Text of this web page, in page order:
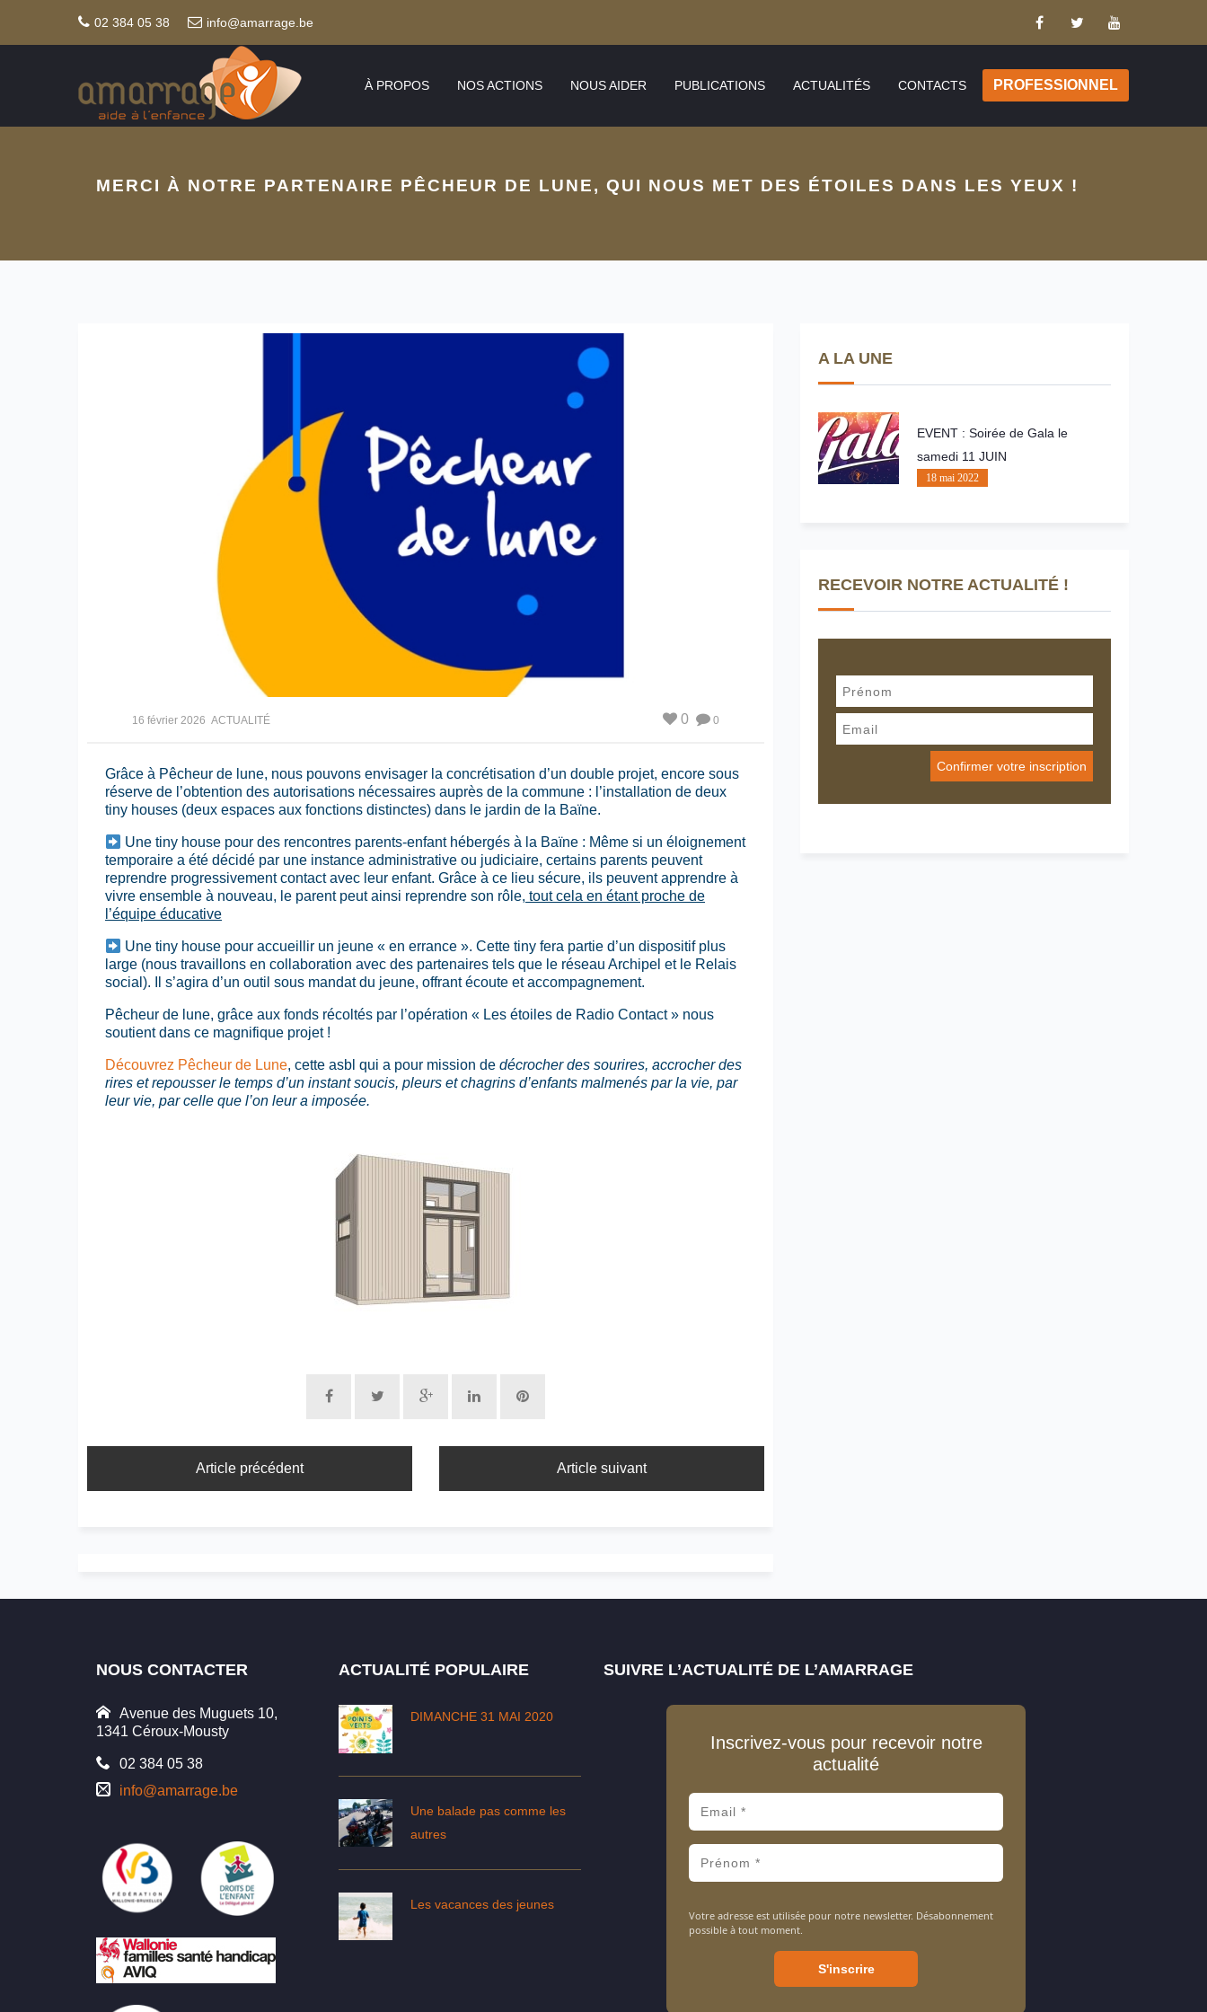
02 384 05 38 info@amarrage.be
À PROPOS NOS ACTIONS NOUS AIDER PUBLICATIONS ACTUALITÉS CONTACTS PROFESSIONNEL
MERCI À NOTRE PARTENAIRE PÊCHEUR DE LUNE, QUI NOUS MET DES ÉTOILES DANS LES YEUX !
16 février 2026 ACTUALITÉ 0
0
Grâce à Pêcheur de lune, nous pouvons envisager la concrétisation d’un double projet, encore sous
réserve de l’obtention des autorisations nécessaires auprès de la commune : l’installation de deux
tiny houses (deux espaces aux fonctions distinctes) dans le jardin de la Baïne.
Une tiny house pour des rencontres parents-enfant hébergés à la Baïne : Même si un éloignement
temporaire a été décidé par une instance administrative ou judiciaire, certains parents peuvent
reprendre progressivement contact avec leur enfant. Grâce à ce lieu sécure, ils peuvent apprendre à
vivre ensemble à nouveau, le parent peut ainsi reprendre son rôle, tout cela en étant proche de
l’équipe éducative
Une tiny house pour accueillir un jeune « en errance ». Cette tiny fera partie d’un dispositif plus
large (nous travaillons en collaboration avec des partenaires tels que le réseau Archipel et le Relais
social). Il s’agira d’un outil sous mandat du jeune, offrant écoute et accompagnement.
Pêcheur de lune, grâce aux fonds récoltés par l’opération « Les étoiles de Radio Contact » nous
soutient dans ce magnifique projet !
Découvrez Pêcheur de Lune, cette asbl qui a pour mission de décrocher des sourires, accrocher des
rires et repousser le temps d’un instant soucis, pleurs et chagrins d’enfants malmenés par la vie, par
leur vie, par celle que l’on leur a imposée.
Article précédent Article suivant
A LA UNE
EVENT : Soirée de Gala le
samedi 11 JUIN
18 mai 2022
RECEVOIR NOTRE ACTUALITÉ !
NOUS CONTACTER
Avenue des Muguets 10,
1341 Céroux-Mousty
02 384 05 38
info@amarrage.be
ACTUALITÉ POPULAIRE
DIMANCHE 31 MAI 2020
Une balade pas comme les
autres
Les vacances des jeunes
SUIVRE L’ACTUALITÉ DE L’AMARRAGE
Inscrivez-vous pour recevoir notre
actualité
Votre adresse est utilisée pour notre newsletter. Désabonnement
possible à tout moment.